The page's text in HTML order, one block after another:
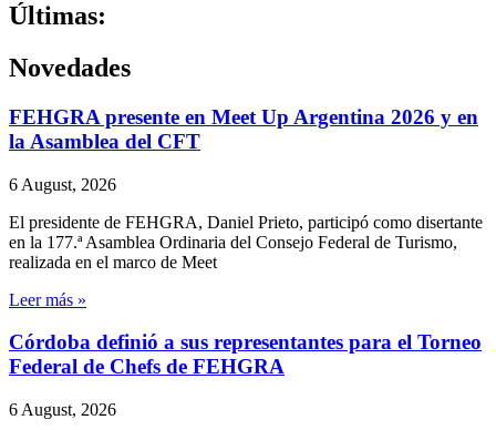
Últimas:
Novedades
FEHGRA presente en Meet Up Argentina 2026 y en
la Asamblea del CFT
6 August, 2026
El presidente de FEHGRA, Daniel Prieto, participó como disertante
en la 177.ª Asamblea Ordinaria del Consejo Federal de Turismo,
realizada en el marco de Meet
Leer más »
Córdoba definió a sus representantes para el Torneo
Federal de Chefs de FEHGRA
6 August, 2026